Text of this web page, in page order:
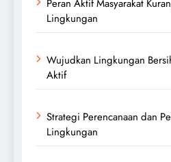
Peran Aktif Masyarakat
Lingkungan
Wujudkan Lingkungan
Aktif
Strategi Perencanaan dan
Lingkungan